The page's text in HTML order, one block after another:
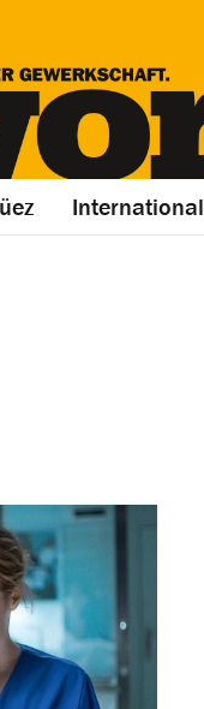
International